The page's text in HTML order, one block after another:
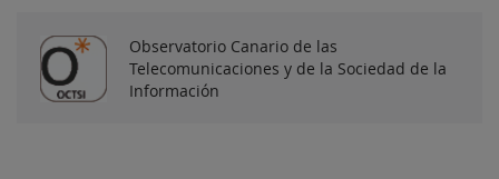
Observatorio Canario de las
Telecomunicaciones y de la Sociedad de la
Información